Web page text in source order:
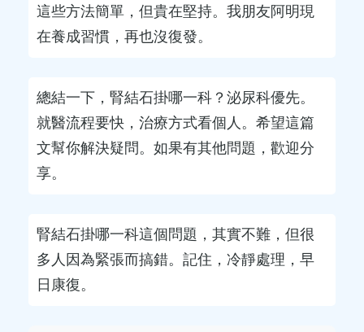
這些方法簡單，但貴在堅持。我朋友阿明現
在養成習慣，再也沒復發。
總結一下，腎結石掛哪一科？泌尿科優先。
就醫流程要快，治療方式看個人。希望這篇
文幫你解決疑問。如果有其他問題，歡迎分
享。
腎結石掛哪一科這個問題，其實不難，但很
多人因為緊張而搞錯。記住，冷靜處理，早
日康復。